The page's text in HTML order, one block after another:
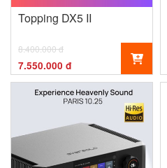
Topping DX5 II
8.400.000 đ
7.550.000 đ